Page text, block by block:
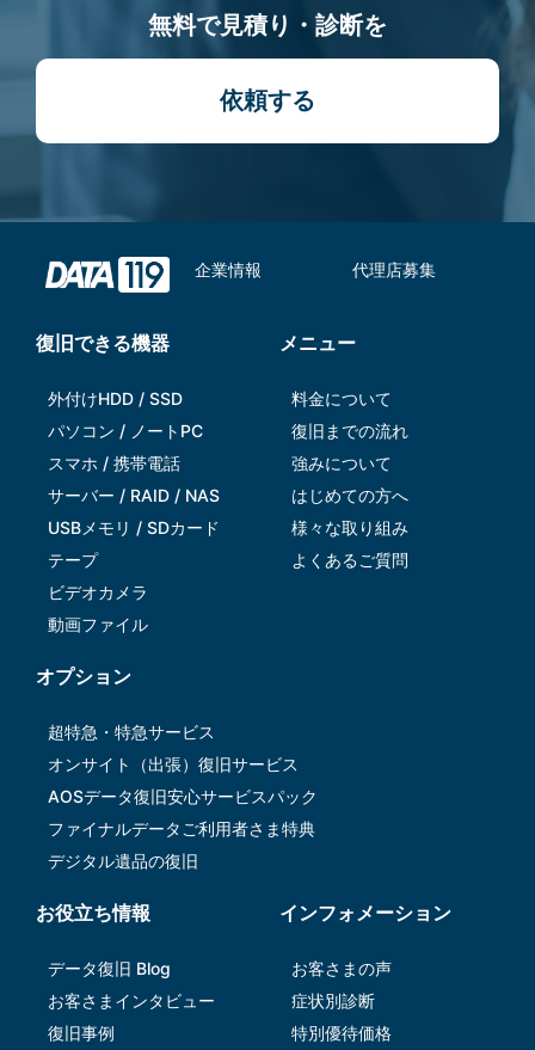
無料で見積り・診断を
依頼する
企業情報 代理店募集
復旧できる機器
外付けHDD / SSD
パソコン / ノートPC
スマホ / 携帯電話
サーバー / RAID / NAS
USBメモリ / SDカード
テープ
ビデオカメラ
動画ファイル
メニュー
料金について
復旧までの流れ
強みについて
はじめての方へ
様々な取り組み
よくあるご質問
オプション
超特急・特急サービス
オンサイト（出張）復旧サービス
AOSデータ復旧安⼼サービスパック
ファイナルデータご利⽤者さま特典
デジタル遺品の復旧
お役立ち情報
データ復旧 Blog
お客さまインタビュー
復旧事例
インフォメーション
お客さまの声
症状別診断
特別優待価格